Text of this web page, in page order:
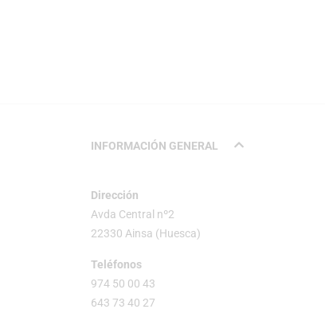
INFORMACIÓN GENERAL
Dirección
Avda Central nº2
22330 Ainsa (Huesca)
Teléfonos
974 50 00 43
643 73 40 27